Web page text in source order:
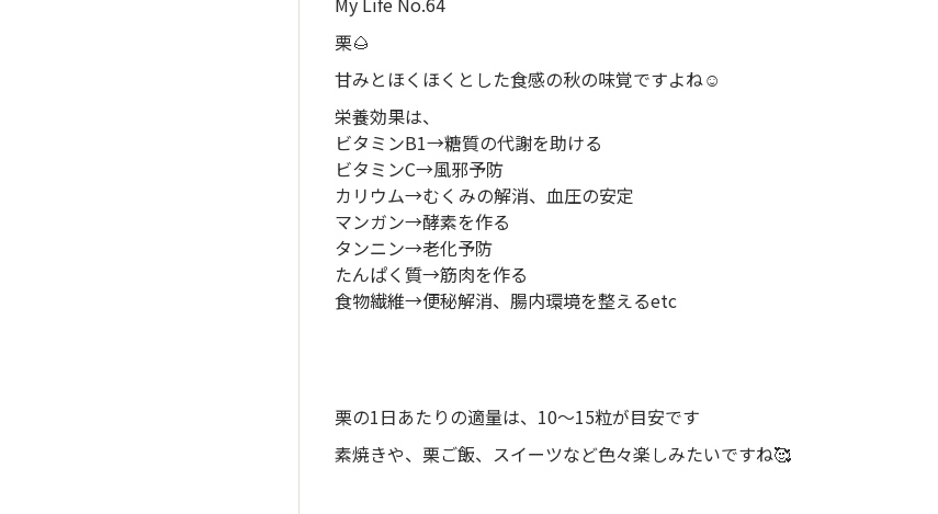
栗🌰
甘みとほくほくとした食感の秋の味覚ですよね☺️
栄養効果は、
ビタミンB1→糖質の代謝を助ける
ビタミンC→風邪予防
カリウム→むくみの解消、血圧の安定
マンガン→酵素を作る
タンニン→老化予防
たんぱく質→筋肉を作る
食物繊維→便秘解消、腸内環境を整えるetc
栗の1日あたりの適量は、10～15粒が目安です
素焼きや、栗ご飯、スイーツなど色々楽しみたいですね🥰